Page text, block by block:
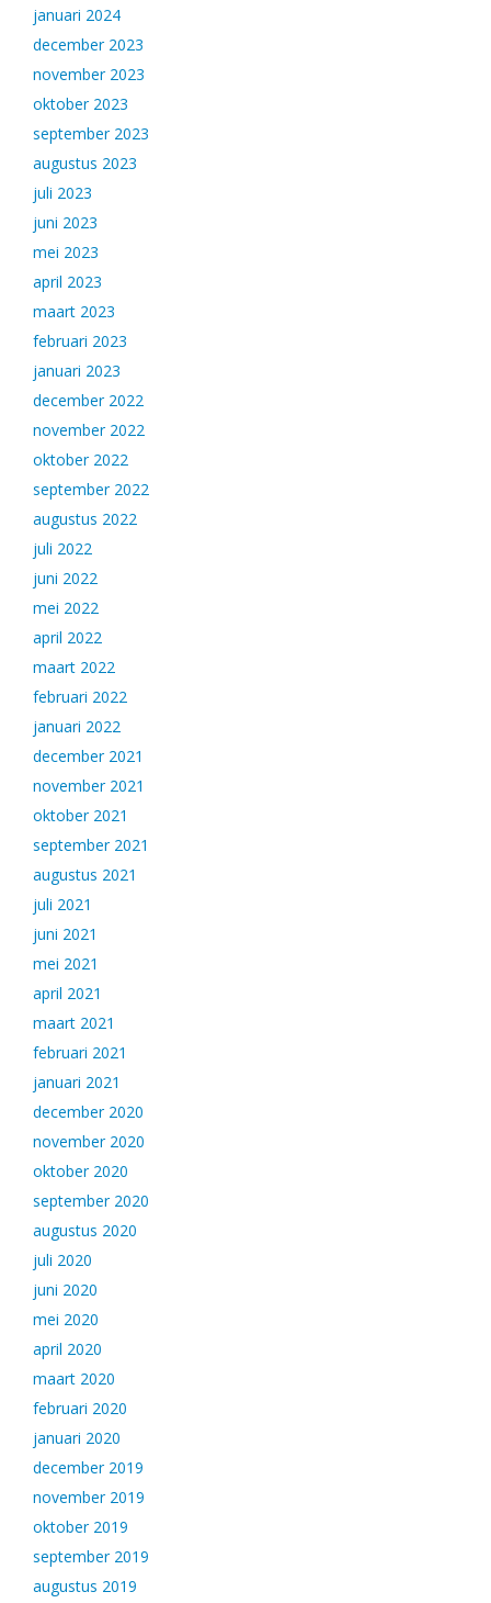
januari 2024
december 2023
november 2023
oktober 2023
september 2023
augustus 2023
juli 2023
juni 2023
mei 2023
april 2023
maart 2023
februari 2023
januari 2023
december 2022
november 2022
oktober 2022
september 2022
augustus 2022
juli 2022
juni 2022
mei 2022
april 2022
maart 2022
februari 2022
januari 2022
december 2021
november 2021
oktober 2021
september 2021
augustus 2021
juli 2021
juni 2021
mei 2021
april 2021
maart 2021
februari 2021
januari 2021
december 2020
november 2020
oktober 2020
september 2020
augustus 2020
juli 2020
juni 2020
mei 2020
april 2020
maart 2020
februari 2020
januari 2020
december 2019
november 2019
oktober 2019
september 2019
augustus 2019